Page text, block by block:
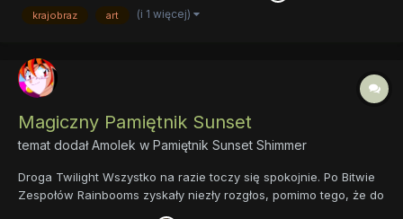
krajobraz art (i 1 więcej)
Magiczny Pamiętnik Sunset
temat dodałAmolek w Pamiętnik Sunset Shimmer
Droga Twilight Wszystko na razie toczy się spokojnie. Po Bitwie
Zespołów Rainbooms zyskały niezły rozgłos, pomimo tego, że do
nich dołączyłam. Nadal dostrzegam wśród uczniów niechęć do